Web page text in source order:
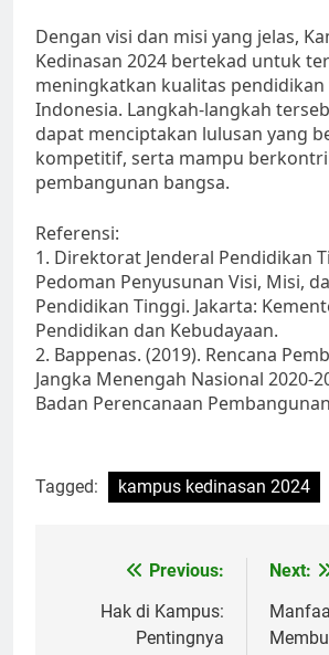
Dengan visi dan misi yang jelas,
Kedinasan 2024 bertekad untuk
meningkatkan kualitas
Indonesia. Langkah-langkah
dapat menciptakan lulusan yang
kompetitif, serta mampu
pembangunan bangsa.
Referensi:
1. Direktorat Jenderal Pendidikan
Pedoman Penyusunan Visi, Misi,
Pendidikan Tinggi. Jakarta:
Pendidikan dan Kebudayaan.
2. Bappenas. (2019). Rencana
Jangka Menengah Nasional 2020-
Badan Perencanaan
Tagged: kampus kedinasan 2024
navigation
Previous:
Hak di Kampus:
Pentingnya
Next: